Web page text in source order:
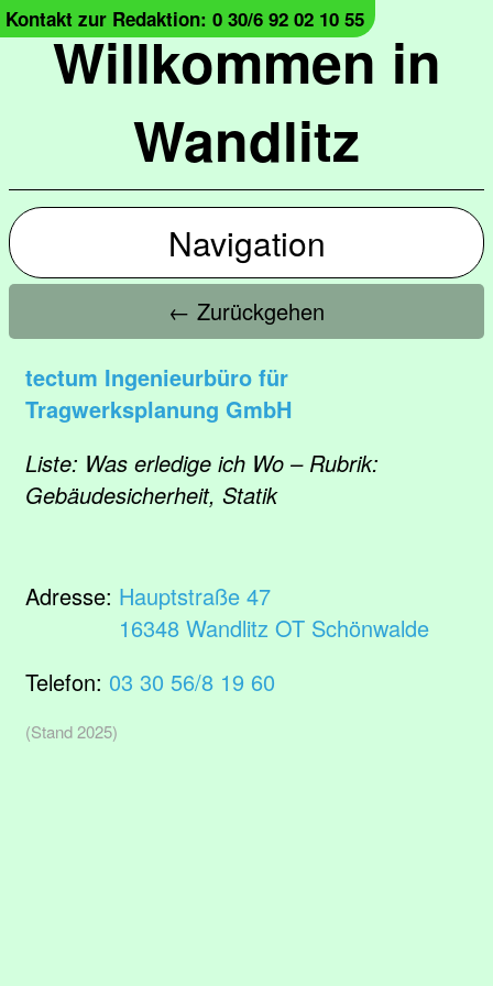
Willkommen in
Wandlitz
Kontakt zur Redaktion: 0 30/6 92 02 10 55
Navigation
← Zurückgehen
tectum Ingenieurbüro für
Tragwerksplanung GmbH
Liste: Was erledige ich Wo – Rubrik:
Gebäudesicherheit, Statik
Adresse: Hauptstraße 47
16348 Wandlitz OT Schönwalde
Telefon: 03 30 56/8 19 60
(Stand 2025)